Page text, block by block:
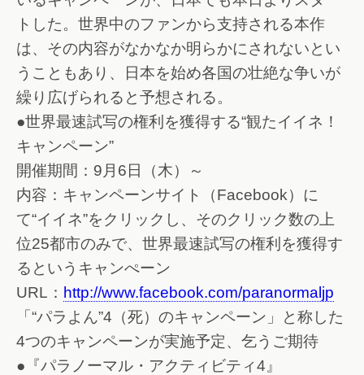
トした。世界中のファンから支持される本作
は、その内容がなかなか明らかにされないとい
うこともあり、日本を始め各国の壮絶な争いが
繰り広げられると予想される。
●世界最速試写の権利を獲得する“観たイイネ！
キャンペーン”
開催期間：9月6日（木）～
内容：キャンペーンサイト（Facebook）に
て“イイネ”をクリックし、そのクリック数の上
位25都市のみで、世界最速試写の権利を獲得す
るというキャンぺーン
URL： http://www.facebook.com/paranormaljp
「“パラよん”4（死）のキャンペーン」と称した
4つのキャンペーンが実施予定、乞うご期待
●『パラノーマル・アクティビティ4』